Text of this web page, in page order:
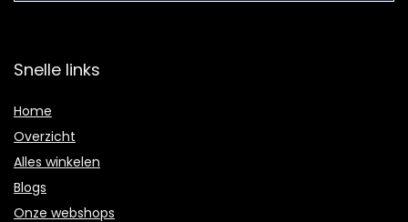
Snelle links
Home
Overzicht
Alles winkelen
Blogs
Onze webshops